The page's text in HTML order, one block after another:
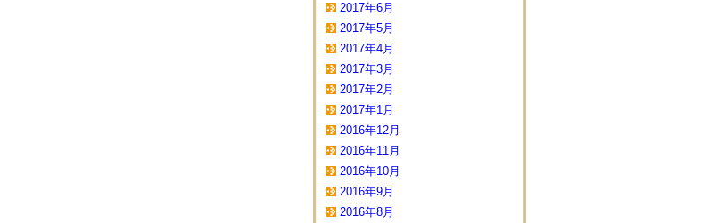
2017年6月
2017年5月
2017年4月
2017年3月
2017年2月
2017年1月
2016年12月
2016年11月
2016年10月
2016年9月
2016年8月